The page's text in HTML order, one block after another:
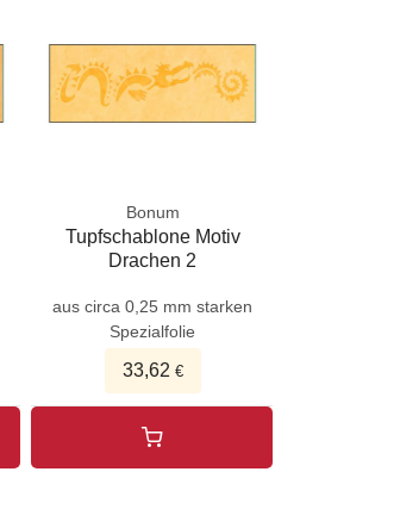
Bonum
Tupfschablone Motiv
Drachen 2
aus circa 0,25 mm starken
Spezialfolie
33,62 €